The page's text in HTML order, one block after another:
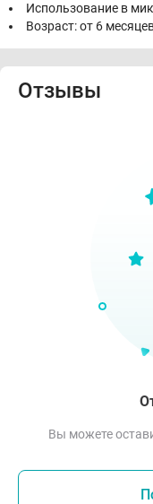
Использование в
Возраст: от 6
Отзывы
Вы можете